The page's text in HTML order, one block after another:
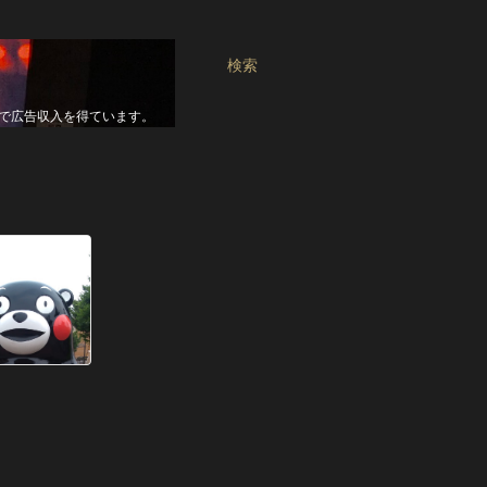
検索
告収入を得ています。